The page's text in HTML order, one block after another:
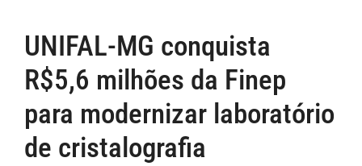
UNIFAL-MG conquista
R$5,6 milhões da Finep
para modernizar laboratório
de cristalografia